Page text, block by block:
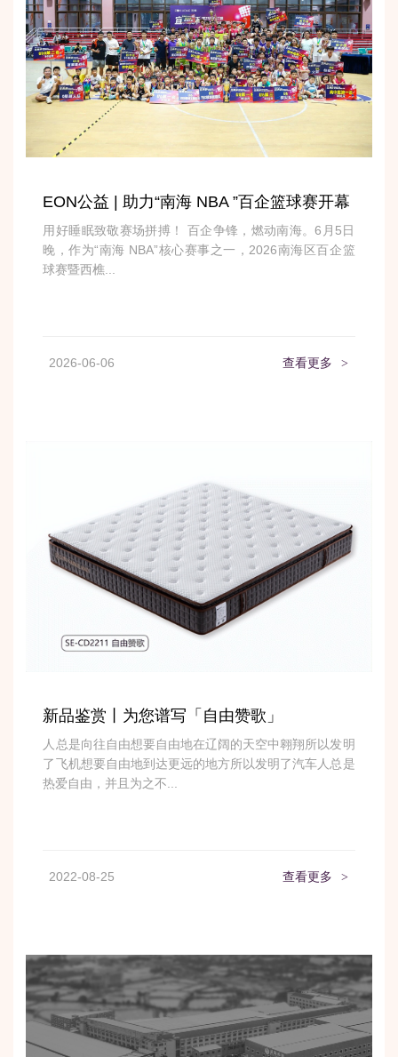
EON公益 | 助力“南海 NBA ”百企篮球赛开幕
用好睡眠致敬赛场拼搏！ 百企争锋，燃动南海。6月5日
晚，作为“南海 NBA”核心赛事之一，2026南海区百企篮
球赛暨西樵...
2026-06-06 查看更多 >
新品鉴赏丨为您谱写「自由赞歌」
人总是向往自由想要自由地在辽阔的天空中翱翔所以发明
了飞机想要自由地到达更远的地方所以发明了汽车人总是
热爱自由，并且为之不...
2022-08-25 查看更多 >